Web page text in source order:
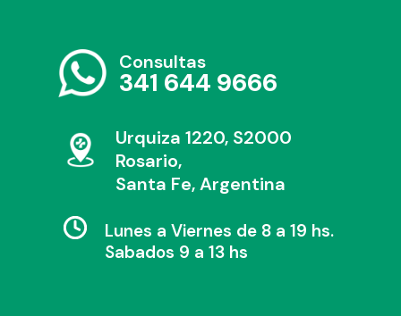
Consultas
341 644 9666
Urquiza 1220, S2000
Rosario,
Santa Fe, Argentina
Lunes a Viernes de 8 a 19 hs.
Sabados 9 a 13 hs